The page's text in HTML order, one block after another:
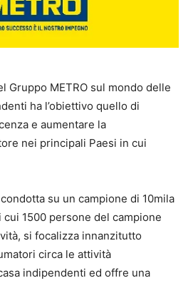
Gruppo METRO sul mondo delle
ha l’obiettivo quello di
e aumentare la
nei principali Paesi in cui
su un campione di 10mila
cui 1500 persone del campione
si focalizza innanzitutto
circa le attività
indipendenti ed offre una